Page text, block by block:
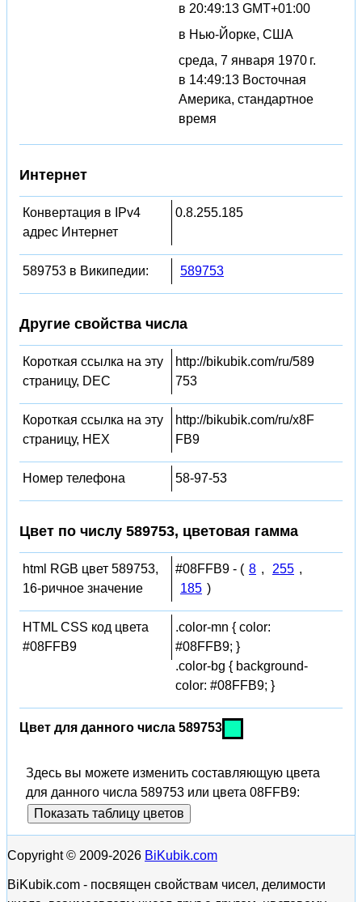
в 20:49:13 GMT+01:00
в Нью-Йорке, США
среда, 7 января 1970 г.
в 14:49:13 Восточная
Америка, стандартное
время
Интернет
Конвертация в IPv4
адрес Интернет
0.8.255.185
589753 в Википедии: 589753
Другие свойства числа
Короткая ссылка на эту
страницу, DEC
http://bikubik.com/ru/589
753
Короткая ссылка на эту
страницу, HEX
http://bikubik.com/ru/x8F
FB9
Номер телефона 58-97-53
Цвет по числу 589753, цветовая гамма
html RGB цвет 589753,
16-ричное значение
#08FFB9 - ( 8 , 255 ,
185 )
HTML CSS код цвета
#08FFB9
.color-mn { color:
#08FFB9; }
.color-bg { background-
color: #08FFB9; }
Цвет для данного числа 589753
Здесь вы можете изменить составляющую цвета
для данного числа 589753 или цвета 08FFB9:
Показать таблицу цветов
Copyright © 2009-2026 BiKubik.com
BiKubik.com - посвящен свойствам чисел, делимости